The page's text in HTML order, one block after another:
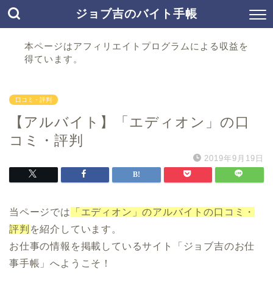
ジョブ吉のバイト手帳
本ページはアフィリエイトプログラムによる収益を
得ています。
口コミ・評判
【アルバイト】「エディオン」の口
コミ・評判
2019年9月19日
当ページでは
「エディオン」のアルバイトの口コミ・
評判 を紹介しています。
お仕事の情報を掲載しているサイト「ジョブ吉のお仕
事手帳」へようこそ！